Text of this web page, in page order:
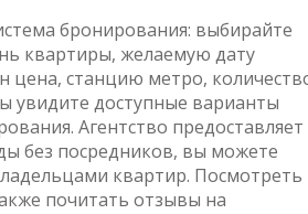
бронирования: выбирайте
квартиры, желаемую дату
цена, станцию метро,
увидите доступные варианты
Агентство предоставляет
без посредников, вы можете
квартир. Посмотреть
почитать отзывы на